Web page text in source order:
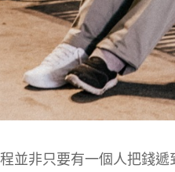
程並非只要有一個人把錢